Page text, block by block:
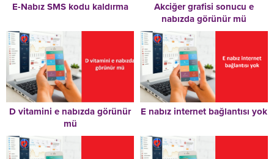
E-Nabız SMS kodu kaldırma
Akciğer grafisi sonucu e
nabızda görünür mü
D vitamini e nabızda görünür
mü
E nabız internet bağlantısı yok